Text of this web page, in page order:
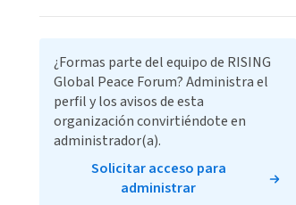
¿Formas parte del equipo de RISING
Global Peace Forum? Administra el
perfil y los avisos de esta
organización convirtiéndote en
administrador(a).
Solicitar acceso para
administrar